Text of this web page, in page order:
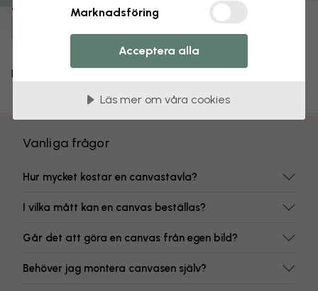
Artikelnummer:
Leverans och returer
Vanliga frågor
Hur mycket kostar en canvastavla?
I vilka mått kan en canvas beställas?
Går det att göra en canvas från egen bild?
Behöver jag montera canvasen själv?
Marknadsföring
Acceptera alla
Läs mer om våra cookies